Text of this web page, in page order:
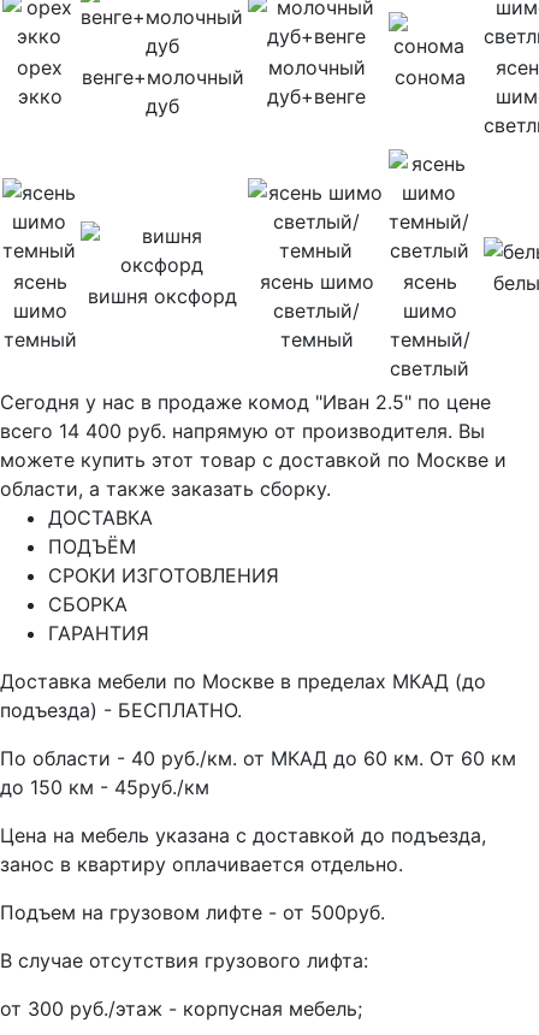
орех
экко
венге+молочный
дуб
молочный
дуб+венге
сонома
ясень
шимо
темный
вишня оксфорд
ясень шимо
светлый/
темный
ясень
шимо
темный/
светлый
Сегодня у нас в продаже комод "Иван 2.5" по цене
всего 14 400 руб. напрямую от производителя. Вы
можете купить этот товар с доставкой по Москве и
области, а также заказать сборку.
ДОСТАВКА
ПОДЪЁМ
СРОКИ ИЗГОТОВЛЕНИЯ
СБОРКА
ГАРАНТИЯ
Доставка мебели по Москве в пределах МКАД (до
подъезда) - БЕСПЛАТНО.
По области - 40 руб./км. от МКАД до 60 км. От 60 км
до 150 км - 45руб./км
Цена на мебель указана с доставкой до подъезда,
занос в квартиру оплачивается отдельно.
Подъем на грузовом лифте - от 500руб.
В случае отсутствия грузового лифта:
от 300 руб./этаж - корпусная мебель;